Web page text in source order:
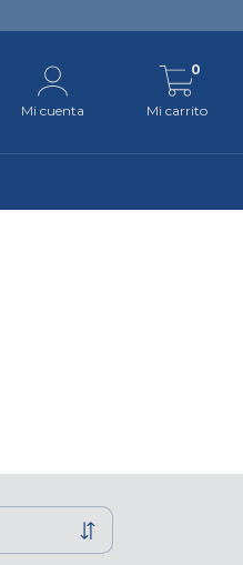
Mi cuenta Mi carrito
0